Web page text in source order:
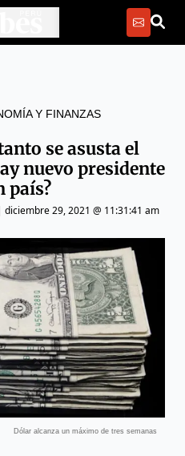
Y FINANZAS
se asusta el
nuevo presidente
país?
diciembre 29, 2021 @ 11:31:41 am
Dólar alcanza un máximo de tres semanas